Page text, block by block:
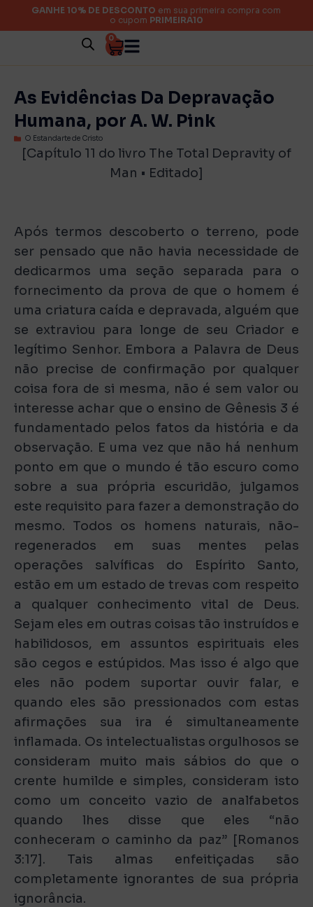
GANHE 10% DE DESCONTO em sua primeira compra com
o cupom PRIMEIRA10
0
As Evidências Da Depravação
Humana, por A. W. Pink
O Estandarte de Cristo
[Capítulo 11 do livro The Total Depravity of
Man • Editado]
Após termos descoberto o terreno, pode
ser pensado que não havia necessidade de
dedicarmos uma seção separada para o
fornecimento da prova de que o homem é
uma criatura caída e depravada, alguém que
se extraviou para longe de seu Criador e
legítimo Senhor. Embora a Palavra de Deus
não precise de confirmação por qualquer
coisa fora de si mesma, não é sem valor ou
interesse achar que o ensino de Gênesis 3 é
fundamentado pelos fatos da história e da
observação. E uma vez que não há nenhum
ponto em que o mundo é tão escuro como
sobre a sua própria escuridão, julgamos
este requisito para fazer a demonstração do
mesmo. Todos os homens naturais, não-
regenerados em suas mentes pelas
operações salvíficas do Espírito Santo,
estão em um estado de trevas com respeito
a qualquer conhecimento vital de Deus.
Sejam eles em outras coisas tão instruídos e
habilidosos, em assuntos espirituais eles
são cegos e estúpidos. Mas isso é algo que
eles não podem suportar ouvir falar, e
quando eles são pressionados com estas
afirmações sua ira é simultaneamente
inflamada. Os intelectualistas orgulhosos se
consideram muito mais sábios do que o
crente humilde e simples, consideram isto
como um conceito vazio de analfabetos
quando lhes disse que eles “não
conheceram o caminho da paz” [Romanos
3:17]. Tais almas enfeitiçadas são
completamente ignorantes de sua própria
ignorância.